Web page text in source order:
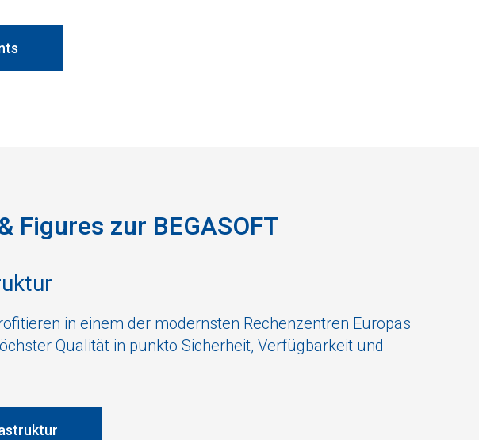
Figures zur BEGASOFT
in einem der modernsten Rechenzentren Europas
Qualität in punkto Sicherheit, Verfügbarkeit und